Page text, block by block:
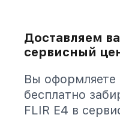
Доставляем
сервисный
Вы оформляете
бесплатно
FLIR E4 в